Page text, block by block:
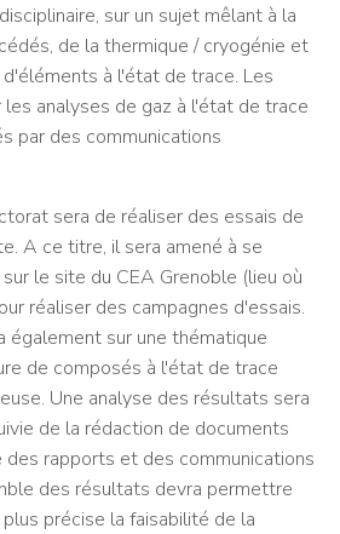
sur un sujet mêlant à la
de la thermique / cryogénie et
à l'état de trace. Les
analyses de gaz à l'état de trace
par des communications
sera de réaliser des essais de
A ce titre, il sera amené à se
le site du CEA Grenoble (lieu où
réaliser des campagnes d'essais.
également sur une thématique
de composés à l'état de trace
Une analyse des résultats sera
de la rédaction de documents
rapports et des communications
des résultats devra permettre
précise la faisabilité de la